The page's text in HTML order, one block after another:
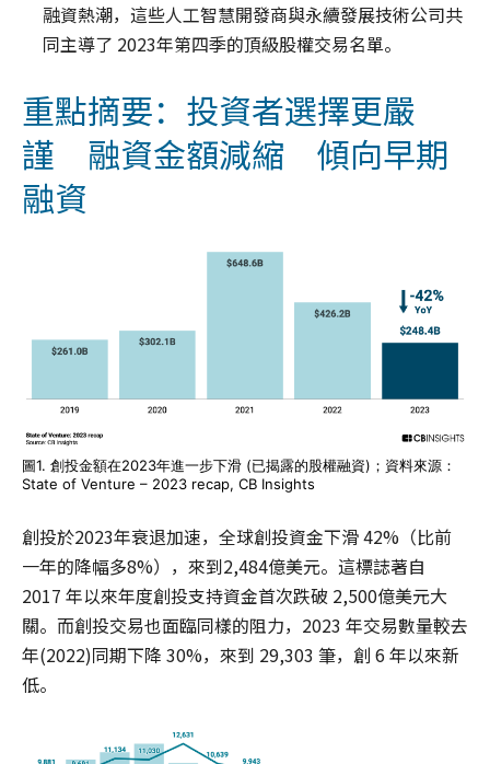
融資熱潮，這些人工智慧開發商與永續發展技術公司共
同主導了 2023年第四季的頂級股權交易名單。
重點摘要：投資者選擇更嚴
謹 融資金額減縮 傾向早期
融資
圖1. 創​​投金額在2023年進一步下滑 (已揭露的股權融資)；資料來源：
State of Venture – 2023 recap, CB Insights
創投於2023年衰退加速，全球創投資金下滑 42%（比前
一年的降幅多8%），來到2,484億美元。這標誌著自
2017 年以來年度創投支持資金首次跌破 2,500億美元大
關。而創投交易也面臨同樣的阻力，2023 年交易數量較去
年(2022)同期下降 30%，來到 29,303 筆，創 6 年以來新
低。